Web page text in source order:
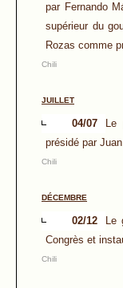
par Fernando
supérieur du
Rozas comme
Chili
JUILLET
04/07
Le
présidé par
Chili
DÉCEMBRE
02/12
Le
Congrès et
Chili